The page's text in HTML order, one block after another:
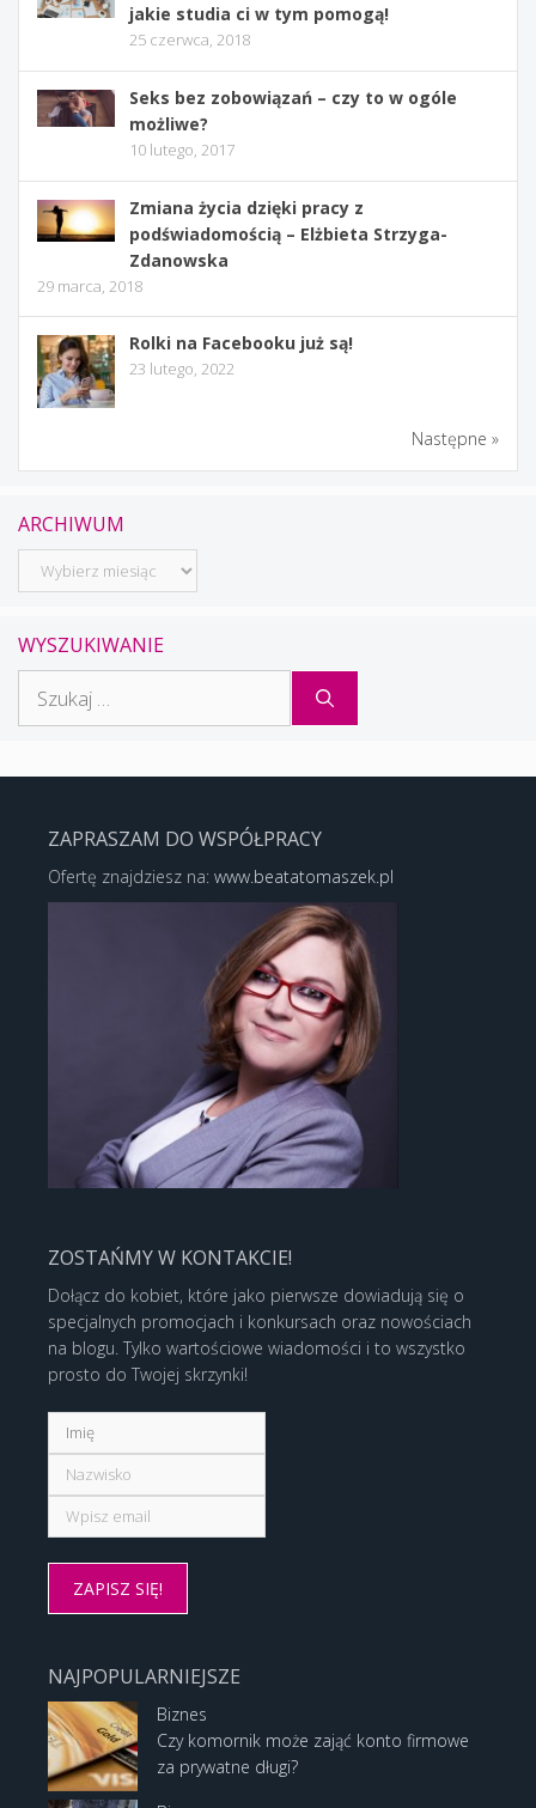
jakie studia ci w tym pomogą!
25 czerwca, 2018
Seks bez zobowiązań – czy to w ogóle
możliwe?
10 lutego, 2017
Zmiana życia dzięki pracy z
podświadomością – Elżbieta Strzyga-
Zdanowska
29 marca, 2018
Rolki na Facebooku już są!
23 lutego, 2022
Następne »
ARCHIWUM
Archiwum
WYSZUKIWANIE
ZAPRASZAM DO WSPÓŁPRACY
Ofertę znajdziesz na: www.beatatomaszek.pl
ZOSTAŃMY W KONTAKCIE!
Dołącz do kobiet, które jako pierwsze dowiadują się o
specjalnych promocjach i konkursach oraz nowościach
na blogu. Tylko wartościowe wiadomości i to wszystko
prosto do Twojej skrzynki!
NAJPOPULARNIEJSZE
Biznes
Czy komornik może zająć konto firmowe
za prywatne długi?